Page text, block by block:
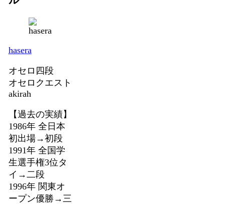
hasera
オセロ四段
オセロクエスト
akirah
【過去の実績】
1986年 全日本
初出場→初段
1991年 全国学
生選手権3位タ
イ→二段
1996年 関東オ
ープン優勝→三